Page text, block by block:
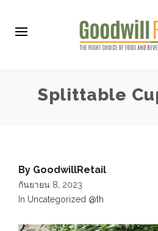
Splittable
By GoodwillRetail
กันยายน 8, 2023
In Uncategorized @th